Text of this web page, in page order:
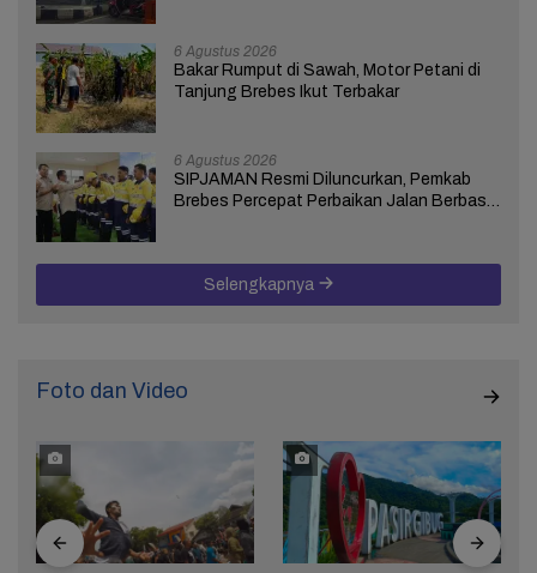
6 Agustus 2026
Bakar Rumput di Sawah, Motor Petani di
Tanjung Brebes Ikut Terbakar
6 Agustus 2026
SIPJAMAN Resmi Diluncurkan, Pemkab
Brebes Percepat Perbaikan Jalan Berbasis
Selengkapnya
Foto dan Video